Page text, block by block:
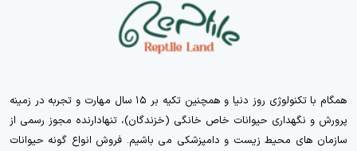
همگام با تکنولوژی روز دنیا و همچنین تکیه بر ۱۵ سال مهارت و تجربه در زمینه
پرورش و نگهداری حیوانات خاص خانگی (خزندگان)، تنهادارنده مجوز رسمی از
سازمان های محیط زیست و دامپزشکی می باشیم. فروش انواع گونه حیوانات